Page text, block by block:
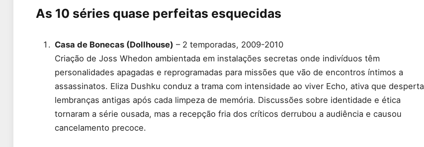
As 10 séries quase perfeitas esquecidas
Casa de Bonecas (Dollhouse) – 2 temporadas, 2009-2010
Criação de Joss Whedon ambientada em instalações secretas onde indivíduos têm
personalidades apagadas e reprogramadas para missões que vão de encontros íntimos a
assassinatos. Eliza Dushku conduz a trama com intensidade ao viver Echo, ativa que desperta
lembranças antigas após cada limpeza de memória. Discussões sobre identidade e ética
tornaram a série ousada, mas a recepção fria dos críticos derrubou a audiência e causou
cancelamento precoce.